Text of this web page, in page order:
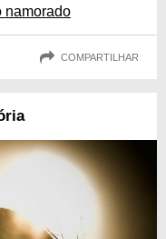
namorado
COMPARTILHAR